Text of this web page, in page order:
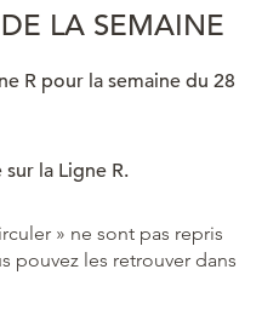
LA SEMAINE
R pour la semaine du 28
la Ligne R.
» ne sont pas repris
pouvez les retrouver dans